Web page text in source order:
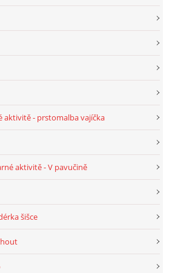
TÉMA ZIMA
aktivitě - prstomalba vajíčka
aktivitě - V pavučině
šišce